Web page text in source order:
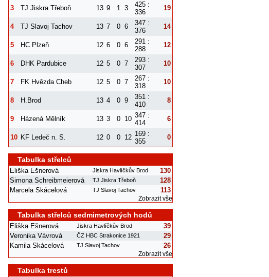
3 TJ Jiskra Třeboň 13 9 1 3
425 :
336
19
4 TJ Slavoj Tachov 13 7 0 6
347 :
376
14
5 HC Plzeň 12 6 0 6
291 :
288
12
6 DHK Pardubice 12 5 0 7
293 :
307
10
7 FK Hvězda Cheb 12 5 0 7
267 :
318
10
8 H.Brod 13 4 0 9
351 :
410
8
9 Házená Mělník 13 3 0 10 347 :
414
6
10 KF Ledeč n. S. 12 0 0 12 169 :
355
0
Tabulka střelců
Eliška Ešnerová Jiskra Havlíčkův Brod
130
Simona Schreibmeierová
TJ Jiskra Třeboň
128
Marcela Skácelová
TJ Slavoj Tachov 113
Zobrazit vše
Tabulka střelců sedmimetrových hodů
Eliška Ešnerová Jiskra Havlíčkův Brod
39
Veronika Vávrová
ČZ HBC Strakonice 1921
29
Kamila Skácelová
TJ Slavoj Tachov 26
Zobrazit vše
Tabulka trestů